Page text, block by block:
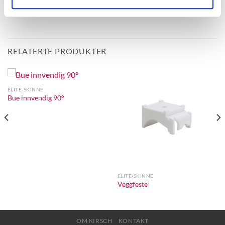
skinnen forblir stabil og ikke svikter.
RELATERTE PRODUKTER
ELITE-SKINNE
Bue innvendig 90°
ELITE-SKINNE
Veggfeste
OM KIRSCH KONTAKT